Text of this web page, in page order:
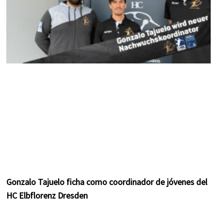
Gonzalo Tajuelo ficha como coordinador de jóvenes del
HC Elbflorenz Dresden